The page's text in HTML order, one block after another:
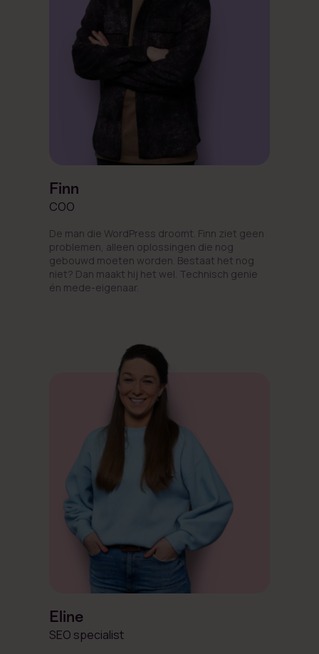
Finn
COO
De man die WordPress droomt. Finn ziet geen
problemen, alleen oplossingen die nog
gebouwd moeten worden. Bestaat het nog
niet? Dan maakt hij het wel. Technisch genie
én mede-eigenaar.
Eline
SEO specialist